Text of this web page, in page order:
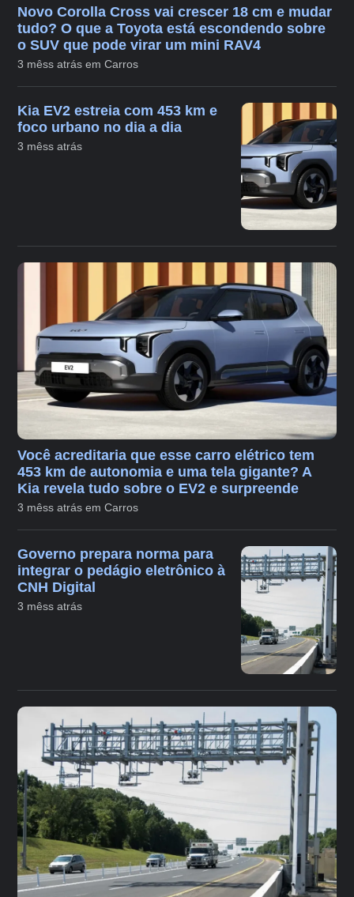
Novo Corolla Cross vai crescer 18 cm e mudar
tudo? O que a Toyota está escondendo sobre
o SUV que pode virar um mini RAV4
3 mêss atrás em Carros
Kia EV2 estreia com 453 km e
foco urbano no dia a dia
3 mêss atrás
Você acreditaria que esse carro elétrico tem
453 km de autonomia e uma tela gigante? A
Kia revela tudo sobre o EV2 e surpreende
3 mêss atrás em Carros
Governo prepara norma para
integrar o pedágio eletrônico à
CNH Digital
3 mêss atrás